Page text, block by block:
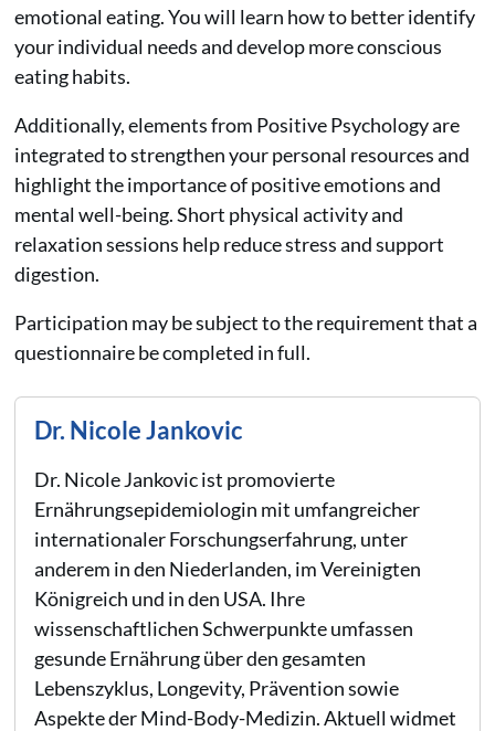
emotional eating. You will learn how to better identify
your individual needs and develop more conscious
eating habits.
Additionally, elements from Positive Psychology are
integrated to strengthen your personal resources and
highlight the importance of positive emotions and
mental well-being. Short physical activity and
relaxation sessions help reduce stress and support
digestion.
Participation may be subject to the requirement that a
questionnaire be completed in full.
Dr. Nicole Jankovic
Dr. Nicole Jankovic ist promovierte
Ernährungsepidemiologin mit umfangreicher
internationaler Forschungserfahrung, unter
anderem in den Niederlanden, im Vereinigten
Königreich und in den USA. Ihre
wissenschaftlichen Schwerpunkte umfassen
gesunde Ernährung über den gesamten
Lebenszyklus, Longevity, Prävention sowie
Aspekte der Mind-Body-Medizin. Aktuell widmet